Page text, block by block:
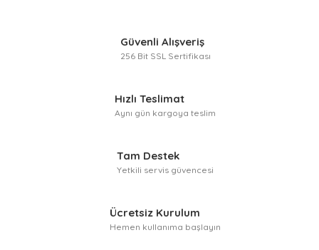
Güvenli Alışveriş
256 Bit SSL Sertifikası
Hızlı Teslimat
Aynı gün kargoya teslim
Tam Destek
Yetkili servis güvencesi
Ücretsiz Kurulum
Hemen kullanıma başlayın